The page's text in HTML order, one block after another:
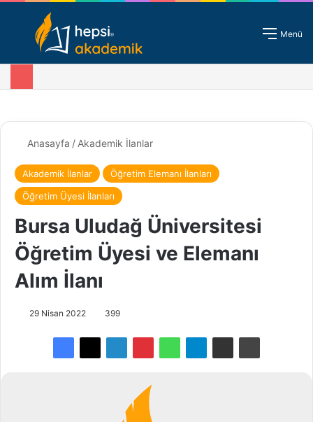
Giriş - Kayıt Menü
Anasayfa / Akademik İlanlar
Akademik İlanlar
Öğretim Elemanı İlanları
Öğretim Üyesi İlanları
Bursa Uludağ Üniversitesi
Öğretim Üyesi ve Elemanı
Alım İlanı
29 Nisan 2022 399